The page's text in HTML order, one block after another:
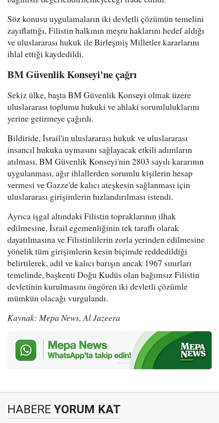
Söz konusu uygulamaların iki devletli çözümün temelini
zayıflattığı, Filistin halkının meşru haklarını hedef aldığı
ve uluslararası hukuk ile Birleşmiş Milletler kararlarını
ihlal ettiği kaydedildi.
BM Güvenlik Konseyi'ne çağrı
Sekiz ülke, başta BM Güvenlik Konseyi olmak üzere
uluslararası toplumu hukuki ve ahlaki sorumluluklarını
yerine getirmeye çağırdı.
Bildiride, İsrail'in uluslararası hukuk ve uluslararası
insancıl hukuka uymasını sağlayacak etkili adımların
atılması, BM Güvenlik Konseyi'nin 2803 sayılı kararının
uygulanması, ağır ihlallerden sorumlu kişilerin hesap
vermesi ve Gazze'de kalıcı ateşkesin sağlanması için
uluslararası girişimlerin hızlandırılması istendi.
Ayrıca işgal altındaki Filistin topraklarının ilhak
edilmesine, İsrail egemenliğinin tek taraflı olarak
dayatılmasına ve Filistinlilerin zorla yerinden edilmesine
yönelik tüm girişimlerin kesin biçimde reddedildiği
belirtilerek, adil ve kalıcı barışın ancak 1967 sınırları
temelinde, başkenti Doğu Kudüs olan bağımsız Filistin
devletinin kurulmasını öngören iki devletli çözümle
mümkün olacağı vurgulandı.
Kaynak: Mepa News, Al Jazeera
HABERE YORUM KAT